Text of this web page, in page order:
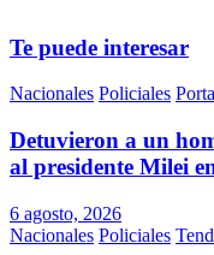
Te puede interesar
Nacionales Policiales
Detuvieron a un
al presidente Milei
6 agosto, 2026
Nacionales Policiales